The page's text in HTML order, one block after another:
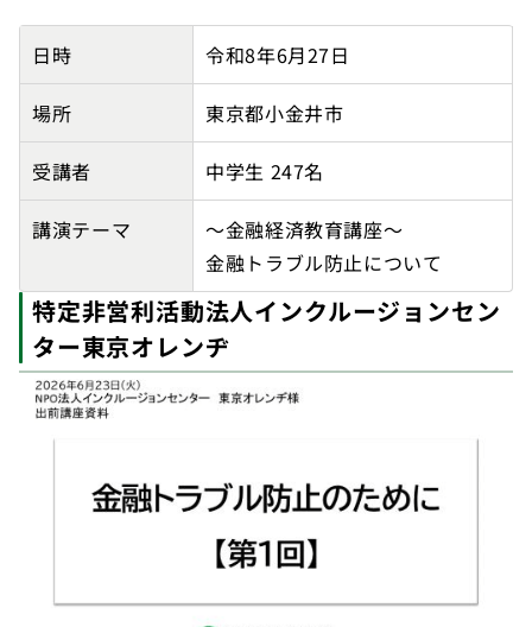
【東京都主催】小金井市立東中学校の講師派遣実績詳細
日時 令和8年6月27日
場所 東京都小金井市
受講者 中学生 247名
講演テーマ
～金融経済教育講座～
金融トラブル防止について
特定非営利活動法人インクルージョンセン
ター東京オレンヂ